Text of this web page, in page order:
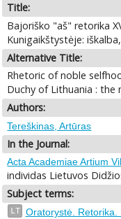
Title:
Bajoriško "aš" retorika
Kunigaikštystėje:
Alternative Title:
Rhetoric of noble
Duchy of Lithuania : the
Authors:
Tereškinas, Artūras
In the Journal:
Acta Academiae Artium
individas Lietuvos
Subject terms:
LT Oratorystė. Retorika.